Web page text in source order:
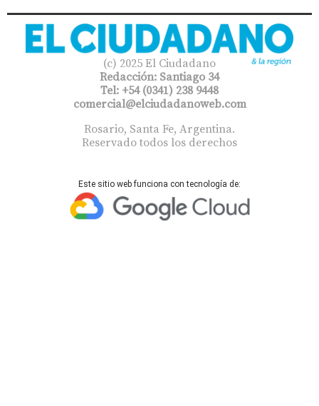
(c) 2025 El Ciudadano
Redacción: Santiago 34
Tel: +54 (0341) 238 9448
comercial@elciudadanoweb.com​
Rosario, Santa Fe, Argentina.
Reservado todos los derechos
Este sitio web funciona con tecnología de: